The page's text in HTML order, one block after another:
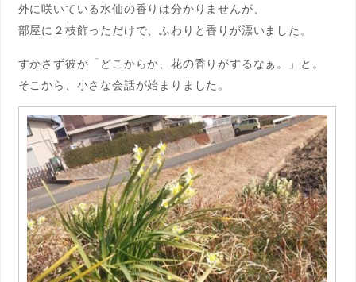
外に咲いている水仙の香りは分かりませんが、
部屋に２枝飾っただけで、ふわりと香りが漂いました。
すかさず彼が「どこからか、花の香りがするなぁ。」と。
そこから、小さな会話が始まりました。